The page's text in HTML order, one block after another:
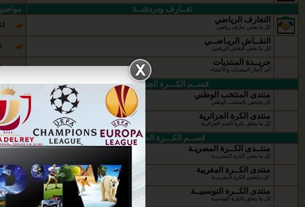
تعــارف ودردشــة
التعارف الرياضي
كل ما يخص تعارف رياضي
النقــاش الريـاضــي
كل ما يخص النقاش الرياضي
جريــدة المنتديات
آخر أخبار المنتديات والأعضاء
قســم الكـــرة الجزائريـــــة
منتدى المنتخب الوطني
كل مايخص بالمنتخب الوطني
منتدى الكرة الجزائرية
كل ما يتعلق بكرة القدم الجزائرية
قســم الكـــرة العربيـــــة
منتــدى الكــرة المصريـة
كل ما يخص الكرة المصريــة
منتدى الكــرة المغربية
كل مايخص الكرة المغربيــة
منتدى الكــرة التونسيــة
كل ما يتعلق بالكرة التونسيـة